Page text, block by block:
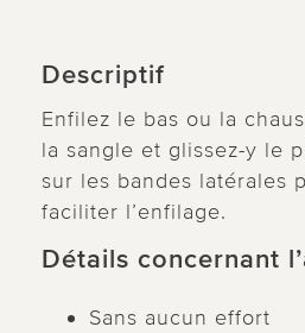
Descriptif
Enfilez le bas ou la
la sangle et glissez-y le
sur les bandes latérales
faciliter l’enfilage.
Détails concernant
Sans aucun effort